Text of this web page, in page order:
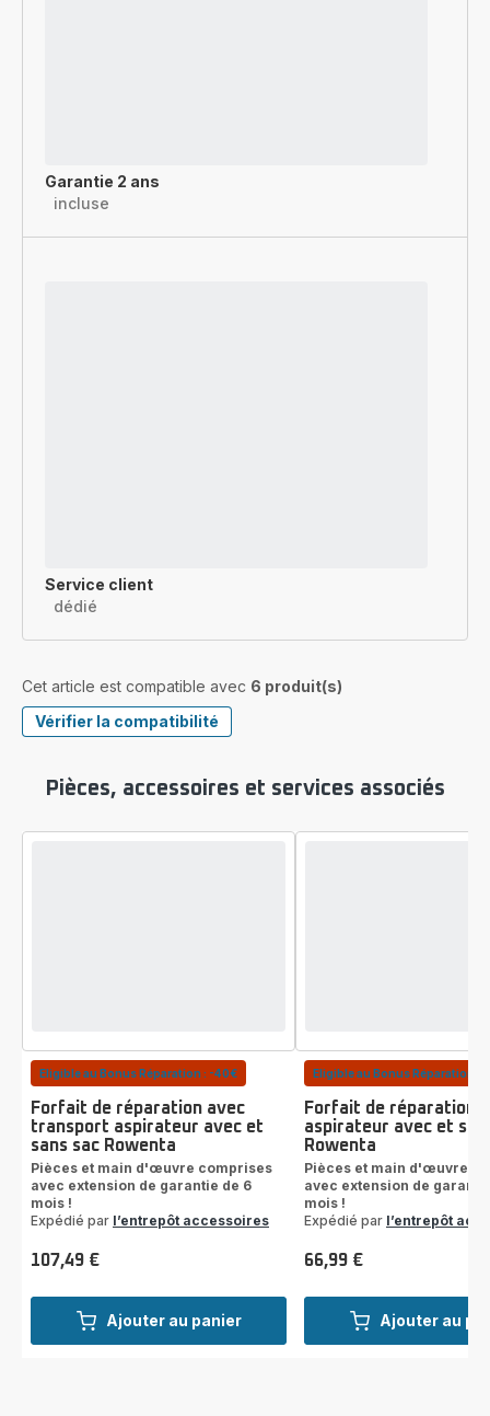
Garantie 2 ans
incluse
Service client
dédié
Cet article est compatible avec 6 produit(s)
Vérifier la compatibilité
Pièces, accessoires et services associés
Ajouter au panier
Eligible au Bonus Réparation : -40€
Forfait de réparation avec
transport aspirateur avec et
sans sac Rowenta
Pièces et main d'œuvre comprises
avec extension de garantie de 6
mois !
Expédié par l’entrepôt accessoires
Prix
107,49 €
Ajouter au
Eligible au Bonus Réparation :
Forfait de réparation
aspirateur avec et
Rowenta
Pièces et main d'œuvre
avec extension de
mois !
Expédié par l’entrepôt
Prix
66,99 €